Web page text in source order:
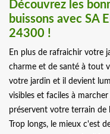
Découvrez les
buissons avec SA
24300 !
En plus de rafraichir votre
charme et de santé à tout
votre jardin et il devient
visibles et faciles à marcher
préservent votre terrain de
Trop longs, le mieux c'est